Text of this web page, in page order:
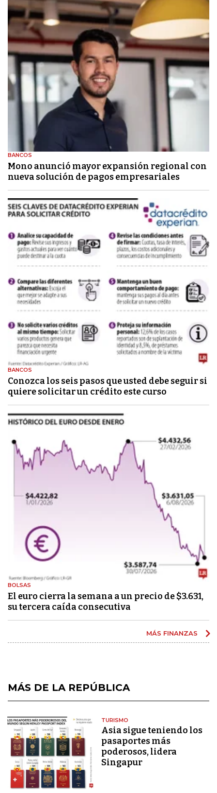
BANCOS
Mono anunció mayor expansión regional con
nueva solución de pagos empresariales
BANCOS
Conozca los seis pasos que usted debe seguir si
quiere solicitar un crédito este curso
BOLSAS
El euro cierra la semana a un precio de $3.631,
su tercera caída consecutiva
MÁS FINANZAS
MÁS DE LA REPÚBLICA
TURISMO
Asia sigue teniendo los
pasaportes más
poderosos, lidera
Singapur